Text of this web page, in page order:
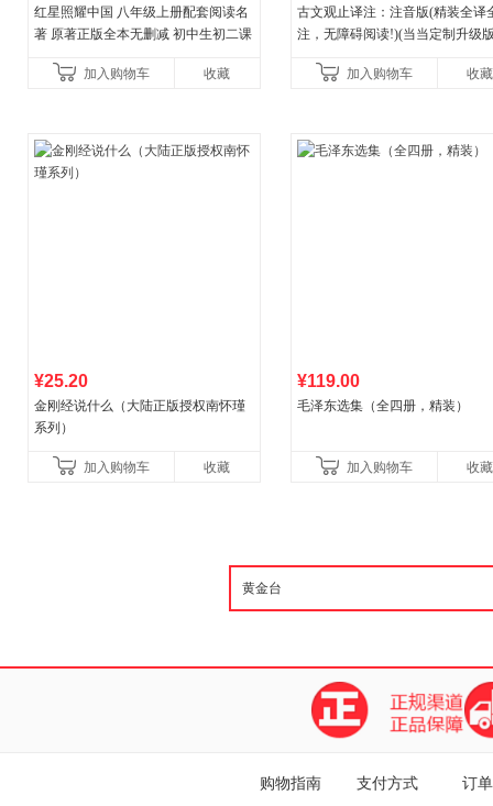
红星照耀中国 八年级上册配套阅读名
著 原著正版全本无删减 初中生初二课
加入购物车
收藏
古文观止译注：注音版(精装全译
注，无障碍阅读!)(当当定制升级
加入购物车 收藏
¥25.20
金刚经说什么（大陆正版授权南怀瑾
系列）
加入购物车 收藏
¥119.00
毛泽东选集（全四册，精装）
加入购物车 收藏
购物指南 支付方式 订